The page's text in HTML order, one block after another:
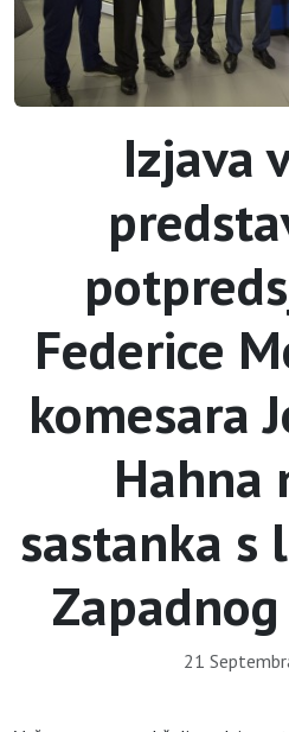
Izjava
Federice
komesara
Hahna
sastanka s
21